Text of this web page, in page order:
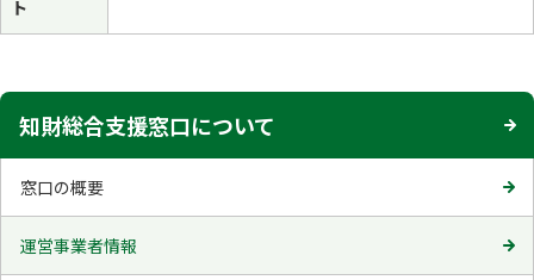
ト
知財総合支援窓口について
窓口の概要
運営事業者情報